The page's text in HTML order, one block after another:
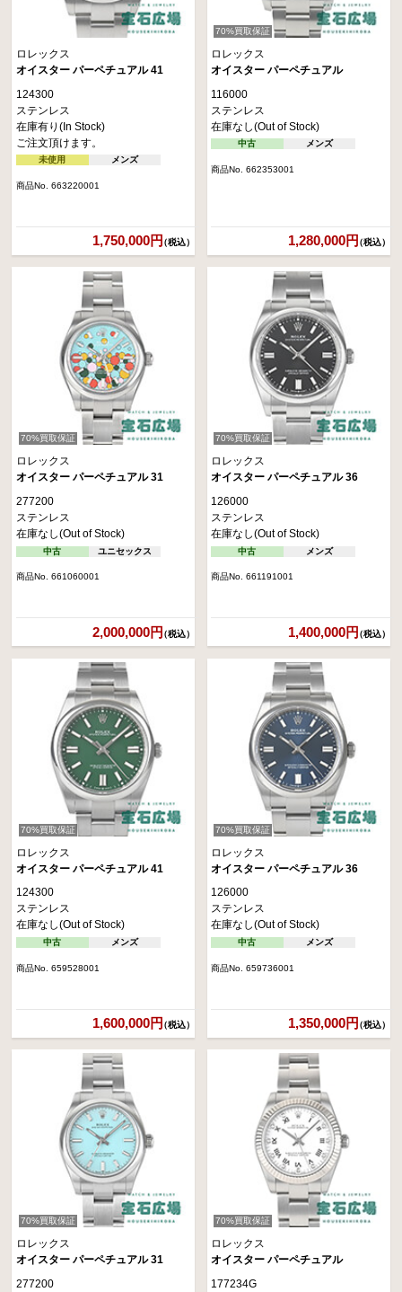
ロレックス
オイスター パーペチュアル 41
124300
ステンレス
在庫有り(In Stock)
ご注文頂けます。
未使用 メンズ
商品No. 663220001
1,750,000円（税込）
70%買取保証
ロレックス
オイスター パーペチュアル
116000
ステンレス
在庫なし(Out of Stock)
中古 メンズ
商品No. 662353001
1,280,000円（税込）
70%買取保証
ロレックス
オイスター パーペチュアル 31
277200
ステンレス
在庫なし(Out of Stock)
中古 ユニセックス
商品No. 661060001
2,000,000円（税込）
70%買取保証
ロレックス
オイスター パーペチュアル 36
126000
ステンレス
在庫なし(Out of Stock)
中古 メンズ
商品No. 661191001
1,400,000円（税込）
70%買取保証
ロレックス
オイスター パーペチュアル 41
124300
ステンレス
在庫なし(Out of Stock)
中古 メンズ
商品No. 659528001
1,600,000円（税込）
70%買取保証
ロレックス
オイスター パーペチュアル 36
126000
ステンレス
在庫なし(Out of Stock)
中古 メンズ
商品No. 659736001
1,350,000円（税込）
70%買取保証
ロレックス
オイスター パーペチュアル 31
277200
70%買取保証
ロレックス
オイスター パーペチュアル
177234G